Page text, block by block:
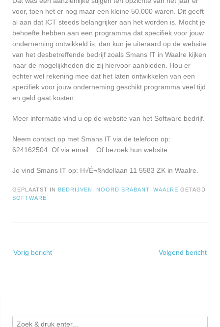
voor, toen het er nog maar een kleine 50.000 waren. Dit geeft
al aan dat ICT steeds belangrijker aan het worden is. Mocht je
behoefte hebben aan een programma dat specifiek voor jouw
onderneming ontwikkeld is, dan kun je uiteraard op de website
van het desbetreffende bedrijf zoals Smans IT in Waalre kijken
naar de mogelijkheden die zij hiervoor aanbieden. Hou er
echter wel rekening mee dat het laten ontwikkelen van een
specifiek voor jouw onderneming geschikt programma veel tijd
en geld gaat kosten.
Meer informatie vind u op de website van het Software bedrijf.
Neem contact op met Smans IT via de telefoon op:
624162504. Of via email:
. Of bezoek hun website:
Je vind Smans IT op: H√É¬§ndellaan 11 5583 ZK in Waalre.
GEPLAATST IN BEDRIJVEN NOORD BRABANT WAALRE GETAGD
SOFTWARE
navigatie
Vorig bericht Volgend bericht